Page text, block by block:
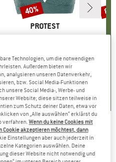
MARKE
PROTEST
4,9(23)
Rabatt
40%
HeladagenSt.
Tentree Tank -
Technologien, um die notwendigen
Außerdem bieten wir
analysieren unseren Datenverkehr,
bzw. Social Media-Funktionen
unsere Social Media-, Werbe- und
Website; diese sitzen teilweise in
zum Schutz deiner Daten, etwa vor
von „Alle auswählen“ erklärst du
verfahren.Wenn du keine Cookies mit
Cookie akzeptieren möchtest, dann
Einstellungen aber auch jederzeit in
Kategorien auswählen. Deine
dieser Website nicht notwendig und